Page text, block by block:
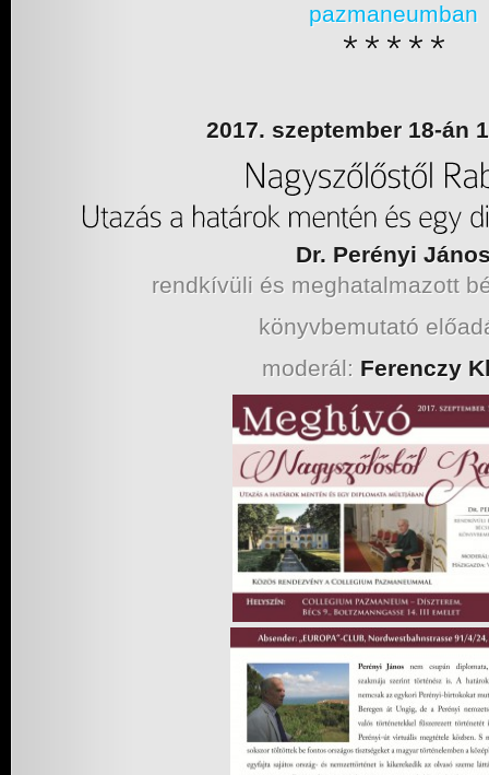
pazmaneumban
2017. szeptember 18-án
Dr. Perényi
rendkívüli és meghatalmazott
könyvbemutató
moderál: Ferenczy